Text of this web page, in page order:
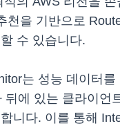
천을 기반으로
수 있습니다.
는 성능 데이터를
뒤에 있는 클라이언
니다. 이를 통해